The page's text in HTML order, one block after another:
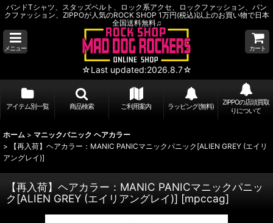
バンドTシャツ、スタッズベルト、ロック系アクセ、ロックファッション、パン
クファッション、ZIPPOが人気のROCK SHOP 1万円(税込)以上のお買い物で日本
全国送料無料♫
メニュー
☆Last updated:2026.8.7☆
カート
アイテム別一覧 商品検索 ご利用案内 ラッピング(無料)
ZIPPOの店頭買取
りについて
ホーム > マニックパニック ヘアカラー
>
【再入荷】ヘアカラー：MANIC PANICマニックパニック[ALIEN GREY (エイリ
アングレイ)]
【再入荷】ヘアカラー：MANIC PANICマニックパニッ
ク[ALIEN GREY (エイリアングレイ)] [mpccag]